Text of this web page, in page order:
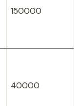
150000
40000